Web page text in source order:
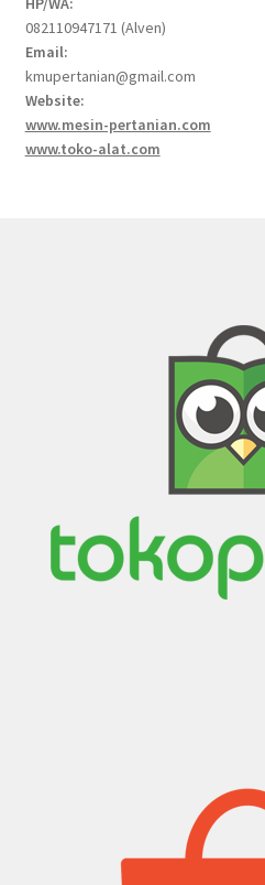
082110947171 (Alven)
Email:
kmupertanian@gmail.com
Website:
www.mesin-pertanian.com
www.toko-alat.com